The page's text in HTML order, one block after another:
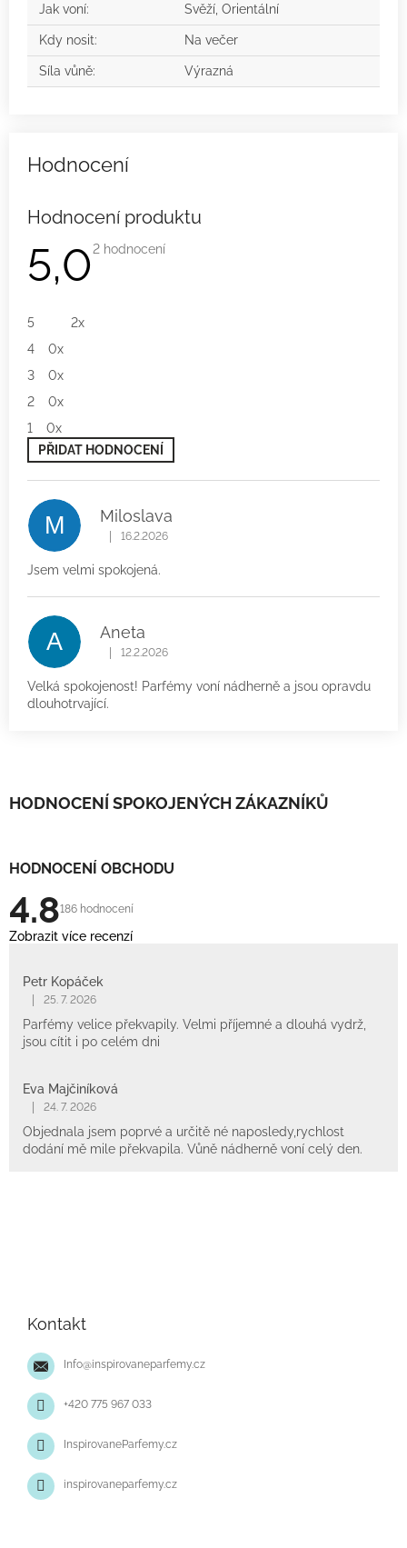
Jak voní: Svěží, Orientální
Kdy nosit: Na večer
Síla vůně: Výrazná
Hodnocení produktu
5,0 Průměrné
2 hodnocení
5
2x
4
0x
3
0x
2
0x
1
0x
PŘIDAT HODNOCENÍ
ý
p
i
s
o
o
c
e
n
M Miloslava
Hodnocení produktu je 5 z 5 hvězdiček.
16.2.2026
Jsem velmi spokojená.
A Aneta
Hodnocení produktu je 5 z 5 hvězdiček.
12.2.2026
Velká spokojenost! Parfémy voní nádherně a jsou opravdu
dlouhotrvající.
HODNOCENÍ SPOKOJENÝCH ZÁKAZNÍKŮ
HODNOCENÍ OBCHODU
4.8186 hodnocení
Zobrazit více recenzí
Petr Kopáček
|
25. 7. 2026
Parfémy velice překvapily. Velmi příjemné a dlouhá vydrž,
jsou cítit i po celém dni
Eva Majčiníková
|
24. 7. 2026
Objednala jsem poprvé a určitě né naposledy,rychlost
dodání mě mile překvapila. Vůně nádherně voní celý den.
Kontakt
Info@inspirovaneparfemy.cz
+420 775 967 033
InspirovaneParfemy.cz
inspirovaneparfemy.cz